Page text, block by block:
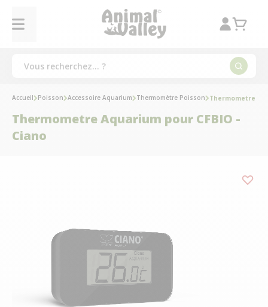
Accueil Poisson Accessoire Aquarium Thermomètre Poisson Thermometre
Thermometre Aquarium pour CFBIO -
Ciano